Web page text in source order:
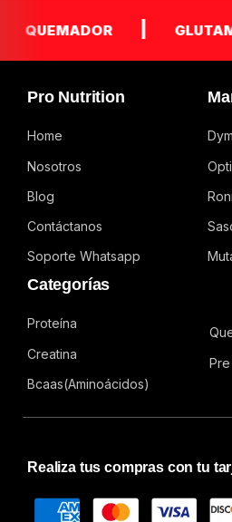
QUEMADOR
Pro Nutrition
Home
Nosotros
Blog
Contáctanos
Soporte Whatsapp
Categorías
Proteína
Creatina
Bcaas(Aminoácidos)
Realiza tus compras con tu